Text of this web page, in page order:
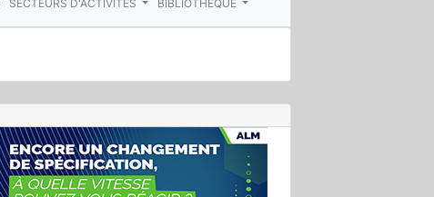
SECTEURS D'ACTIVITÉS BIBLIOTHÈQUE